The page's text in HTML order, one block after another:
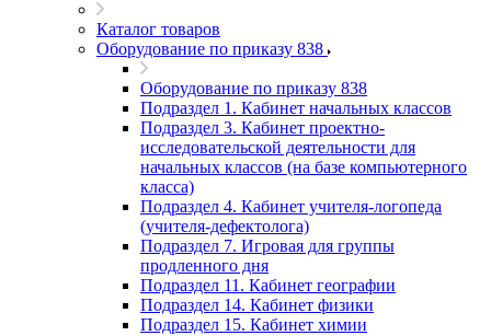
Каталог товаров
Оборудование по приказу 838
Оборудование по приказу 838
Подраздел 1. Кабинет начальных классов
Подраздел 3. Кабинет проектно-
исследовательской деятельности для
начальных классов (на базе компьютерного
класса)
Подраздел 4. Кабинет учителя-логопеда
(учителя-дефектолога)
Подраздел 7. Игровая для группы
продленного дня
Подраздел 11. Кабинет географии
Подраздел 14. Кабинет физики
Подраздел 15. Кабинет химии